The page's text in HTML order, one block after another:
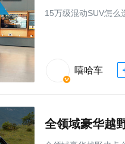
15万级混动SUV怎么
嘻哈车
全领域豪华越